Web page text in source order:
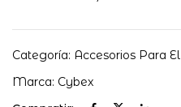
Categoría: Accesorios Para
Marca: Cybex